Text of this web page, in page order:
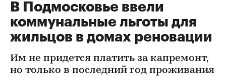
В Подмосковье ввели
коммунальные льготы для
жильцов в домах реновации
Им не придется платить за капремонт,
но только в последний год проживания